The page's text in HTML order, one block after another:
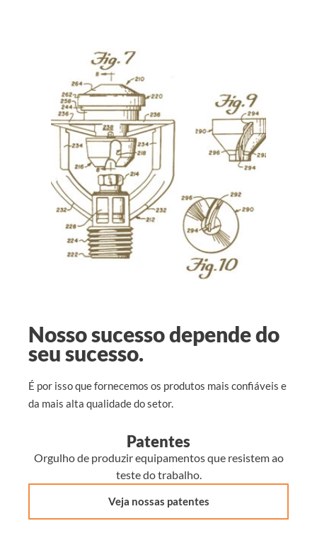
Nosso sucesso depende do
seu sucesso.
É por isso que fornecemos os produtos mais confiáveis e
da mais alta qualidade do setor.
Patentes
Orgulho de produzir equipamentos que resistem ao
teste do trabalho.
Veja nossas patentes